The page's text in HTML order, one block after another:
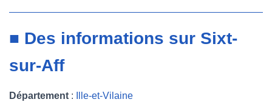
■ Des informations sur Sixt-
sur-Aff
Département :
Ille-et-Vilaine